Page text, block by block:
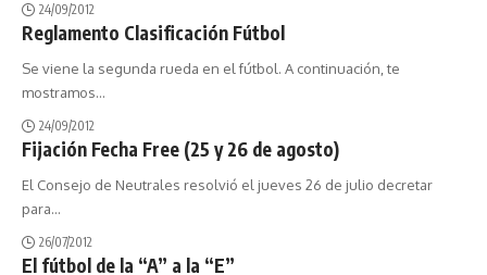
24/09/2012
Reglamento Clasificación Fútbol
Se viene la segunda rueda en el fútbol. A continuación, te
mostramos…
24/09/2012
Fijación Fecha Free (25 y 26 de agosto)
El Consejo de Neutrales resolvió el jueves 26 de julio decretar
para…
26/07/2012
El fútbol de la “A” a la “E”